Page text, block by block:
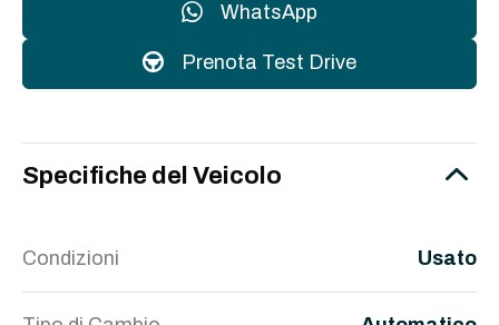
WhatsApp
Prenota Test Drive
Specifiche del Veicolo
Condizioni Usato